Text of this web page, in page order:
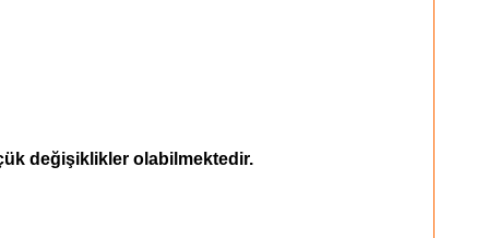
değişiklikler olabilmektedir.